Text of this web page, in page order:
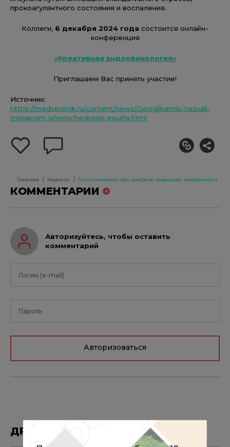
прокоагулянтного состояния и воспаления.
Коллеги, 6 декабря 2024 года состоится онлайн-
конференция
«Креативная эндокринология»
Приглашаем Вас принять участие!
Источник:
https://medvestnik.ru/content/news/Gipoglikemiu-nazvali-
triggerom-ishemicheskogo-insulta.html
добавить
себе
Главная Новости Гипогликемия при диабете повышает вероятность
КОММЕНТАРИИ 0
Авторизуйтесь, чтобы оставить
комментарий
Авторизоваться
ДРУГИЕ МАТЕРИАЛЫ ПО ТЕМЕ